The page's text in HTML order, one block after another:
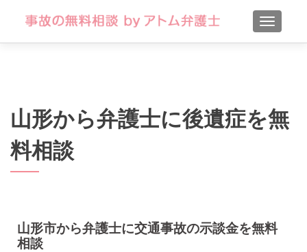
山形から弁護士に後遺症を無
料相談
山形市から弁護士に交通事故の示談金を無料
相談